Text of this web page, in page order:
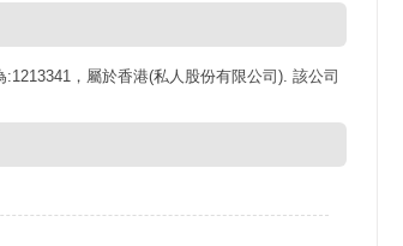
，屬於香港(私人股份有限公司). 該公司